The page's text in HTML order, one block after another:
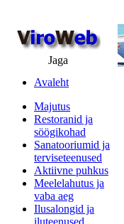
Jaga
Avaleht
Majutus
Restoranid ja
söögikohad
Sanatooriumid ja
terviseteenused
Aktiivne puhkus
Meelelahutus ja
vaba aeg
Ilusalongid ja
iluteenused